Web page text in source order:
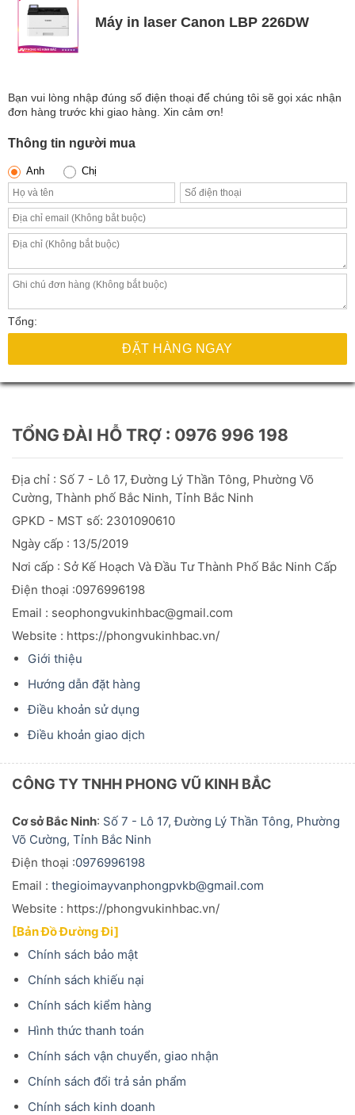
được
chọn
trên
phẩm
thể
trang
sản
Máy in laser Canon LBP 226DW
Bạn vui lòng nhập đúng số điện thoại để chúng tôi sẽ gọi xác nhận
đơn hàng trước khi giao hàng. Xin cảm ơn!
Thông tin người mua
Anh Chị
Tổng:
ĐẶT HÀNG NGAY
TỔNG ĐÀI HỖ TRỢ : 0976 996 198
Địa chỉ : Số 7 - Lô 17, Đường Lý Thần Tông, Phường Võ
Cường, Thành phố Bắc Ninh, Tỉnh Bắc Ninh
GPKD - MST số: 2301090610
Ngày cấp : 13/5/2019
Nơi cấp : Sở Kế Hoạch Và Đầu TưThành Phố Bắc Ninh Cấp
Điện thoại :0976996198
Email : seophongvukinhbac@gmail.com
Website : https://phongvukinhbac.vn/
Giới thiệu
Hướng dẫn đặt hàng
Điều khoản sử dụng
Điều khoản giao dịch
CÔNG TY TNHH PHONG VŨ KINH BẮC
Cơ sở Bắc Ninh: Số 7 - Lô 17, Đường Lý Thần Tông, Phường
Võ Cường, Tỉnh Bắc Ninh
Điện thoại :0976996198
Email : thegioimayvanphongpvkb@gmail.com
Website : https://phongvukinhbac.vn/
[Bản Đồ Đường Đi]
Chính sách bảo mật
Chính sách khiếu nại
Chính sách kiểm hàng
Hình thức thanh toán
Chính sách vận chuyển, giao nhận
Chính sách đổi trả sản phẩm
Chính sách kinh doanh